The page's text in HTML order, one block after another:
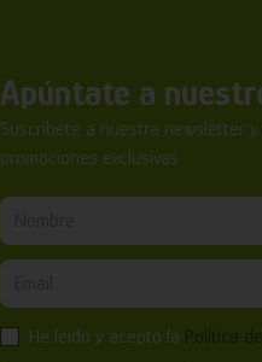
Apúntate a
Suscríbete a nuestra newsletter
promociones exclusivas.
He leído y acepto la